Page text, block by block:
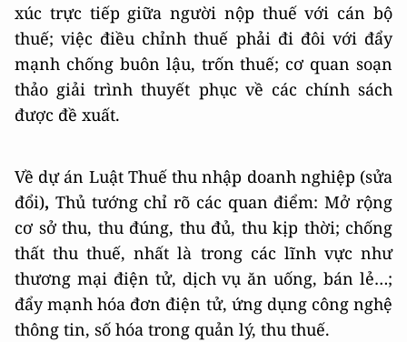
xúc trực tiếp giữa người nộp thuế với cán bộ
thuế; việc điều chỉnh thuế phải đi đôi với đẩy
mạnh chống buôn lậu, trốn thuế; cơ quan soạn
thảo giải trình thuyết phục về các chính sách
được đề xuất.
Về dự án Luật Thuế thu nhập doanh nghiệp (sửa
đổi), Thủ tướng chỉ rõ các quan điểm: Mở rộng
cơ sở thu, thu đúng, thu đủ, thu kịp thời; chống
thất thu thuế, nhất là trong các lĩnh vực như
thương mại điện tử, dịch vụ ăn uống, bán lẻ…;
đẩy mạnh hóa đơn điện tử, ứng dụng công nghệ
thông tin, số hóa trong quản lý, thu thuế.